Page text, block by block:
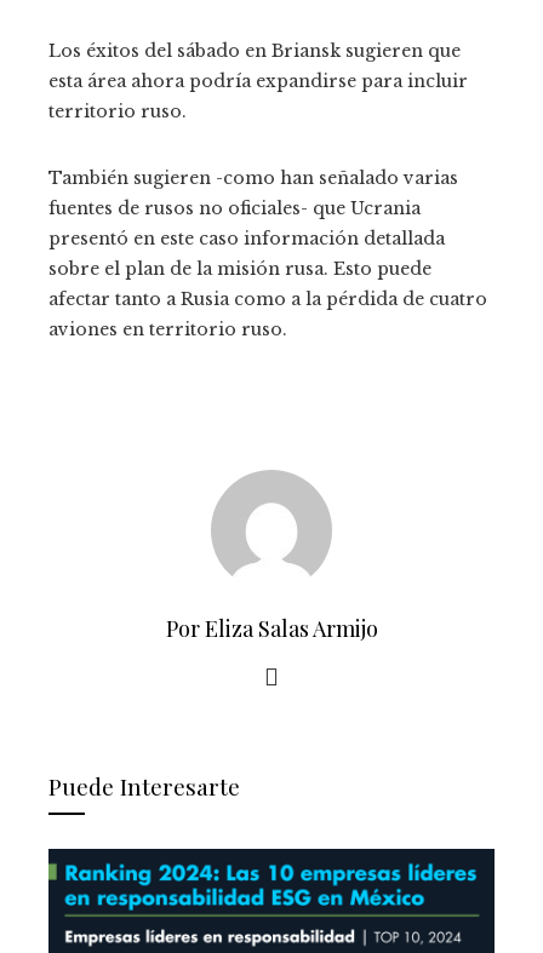
Los éxitos del sábado en Briansk sugieren que
esta área ahora podría expandirse para incluir
territorio ruso.
También sugieren -como han señalado varias
fuentes de rusos no oficiales- que Ucrania
presentó en este caso información detallada
sobre el plan de la misión rusa. Esto puede
afectar tanto a Rusia como a la pérdida de cuatro
aviones en territorio ruso.
Por Eliza Salas Armijo
Puede Interesarte